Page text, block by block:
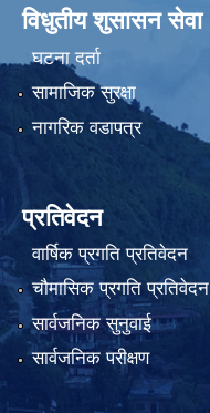
विधुतीय शुसासन सेवा
घटना दर्ता
सामाजिक सुरक्षा
नागरिक वडापत्र
प्रतिवेदन
वार्षिक प्रगति प्रतिवेदन
चौमासिक प्रगति प्रतिवेदन
सार्वजनिक सुनुवाई
सार्वजनिक परीक्षण